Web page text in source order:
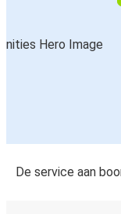
De service aan